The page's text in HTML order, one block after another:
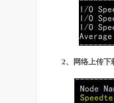
2、网络上传下